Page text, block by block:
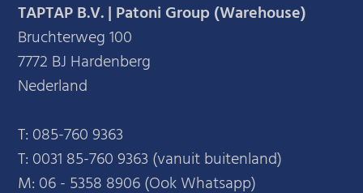
TAPTAP B.V. | Patoni Group (Warehouse)
Bruchterweg 100
7772 BJ Hardenberg
Nederland
T: 085-760 9363
T: 0031 85-760 9363 (vanuit buitenland)
M: 06 - 5358 8906 (Ook Whatsapp)